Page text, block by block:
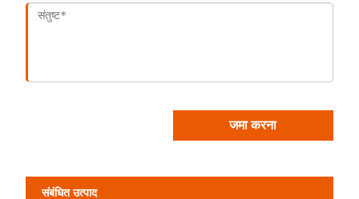
जमा करना
संबंधित उत्पाद